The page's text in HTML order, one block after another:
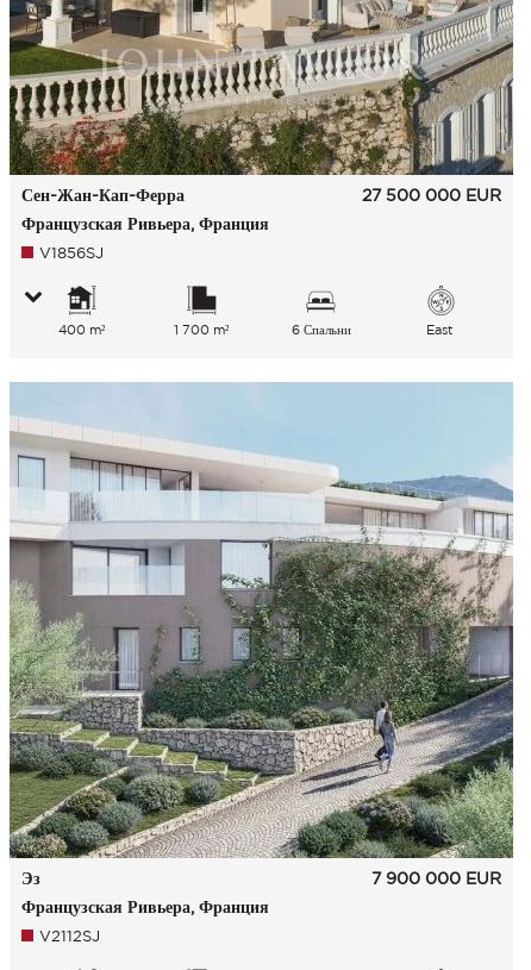
Сен-Жан-Кап-Ферра
Французская Ривьера, Франция
27 500 000 EUR
V1856SJ
400 m² 1 700 m² 6 Спальни East
Эз
Французская Ривьера, Франция
7 900 000 EUR
V2112SJ